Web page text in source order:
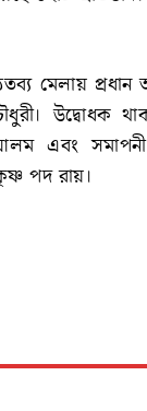
মেলায়
উদ্বোধক
এবং সমাপনী
পদ রায়।